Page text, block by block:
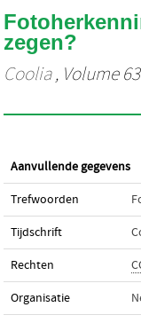
zegen?
Coolia, Volume
Aanvullende gegevens
Trefwoorden
Tijdschrift
Rechten
Organisatie